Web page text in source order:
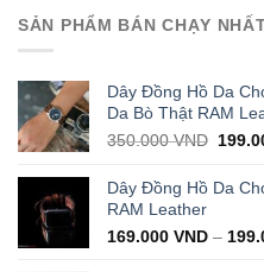
was:
SẢN PHẨM BÁN CHẠY
Dây Đồng Hồ Da
Da Bò Thật RAM
350.000VND
was:
Dây Đồng Hồ Da
RAM Leather
169.000 VND –